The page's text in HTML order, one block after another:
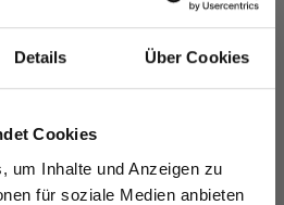
Details Über Cookies
Cookies
um Inhalte und Anzeigen zu
für soziale Medien anbieten